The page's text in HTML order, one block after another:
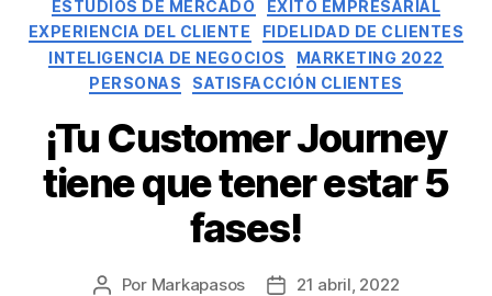
ESTUDIOS DE MERCADO
ÉXITO EMPRESARIAL
EXPERIENCIA DEL CLIENTE
FIDELIDAD DE CLIENTES
INTELIGENCIA DE NEGOCIOS
MARKETING 2022
PERSONAS
SATISFACCIÓN CLIENTES
¡Tu Customer Journey
tiene que tener estar 5
fases!
Por Markapasos
21 abril, 2022